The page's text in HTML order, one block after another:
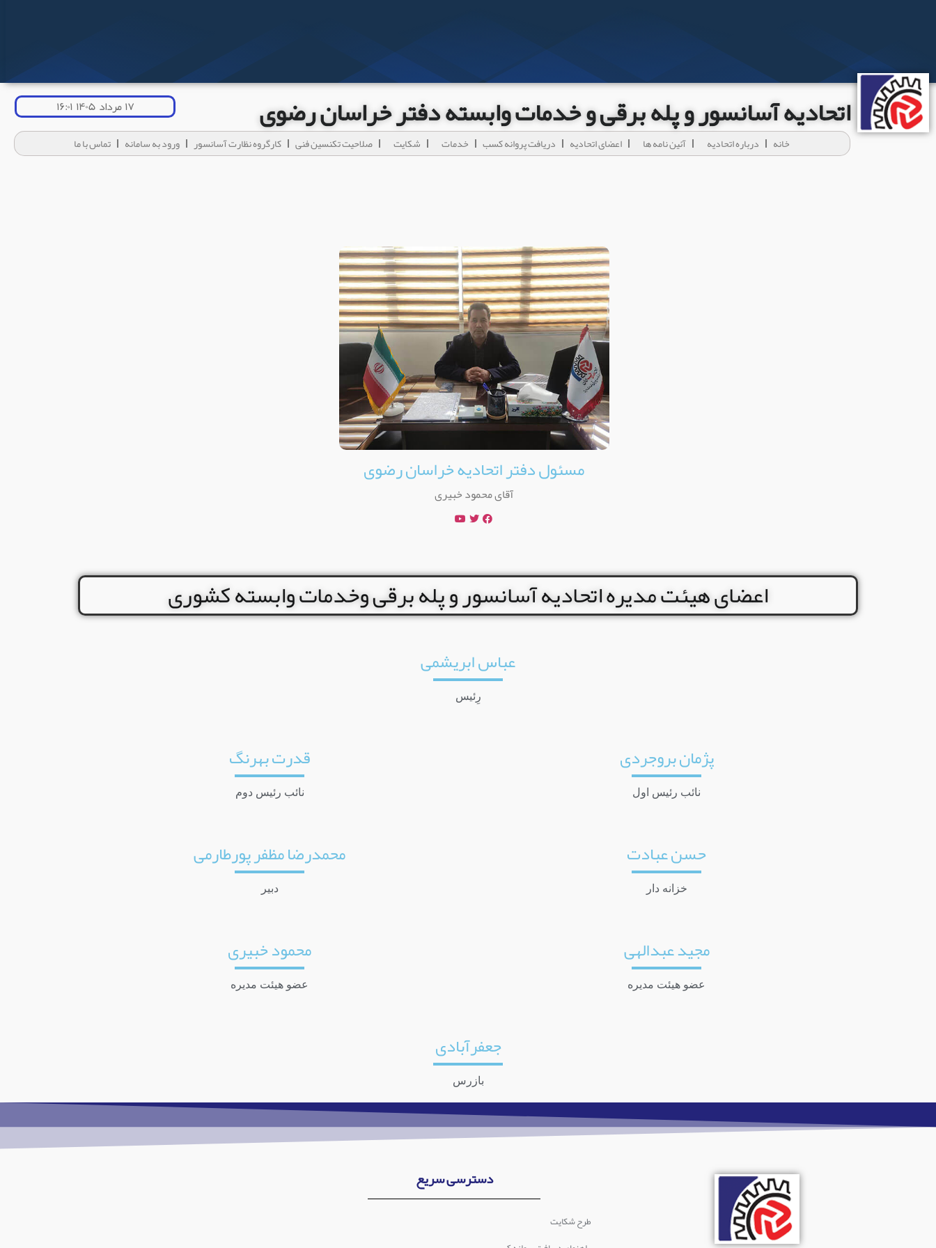
اتحادیه آسانسور و پله برقی و خدمات وابسته دفتر خراسان رضوی ۱۷ مرداد ۱۴۰۵ ۱۶:۰۱
خانه درباره اتحادیه آئين نامه ها اعضای اتحادیه دریافت پروانه کسب خدمات شکایت صلاحیت تکنسین فنی کارگروه نظارت آسانسور ورود به سامانه تماس با ما
مسئول دفتر اتحادیه خراسان رضوی
آقای محمود خبیری
اعضای هیئت مدیره اتحادیه آسانسور و پله برقی وخدمات وابسته کشوری
عباس ابریشمی
رِئیس
پژمان بروجردی
نائب رئیس اول
قدرت بهرنگ
نائب رئیس دوم
حسن عبادت
خزانه دار
محمدرضا مظفر پورطارمی
دبیر
مجید عبدالهی
عضو هیئت مدیره
محمود خبیری
عضو هیئت مدیره
جعفرآبادی
بازرس
دسترسی سریع
طرح شکایت